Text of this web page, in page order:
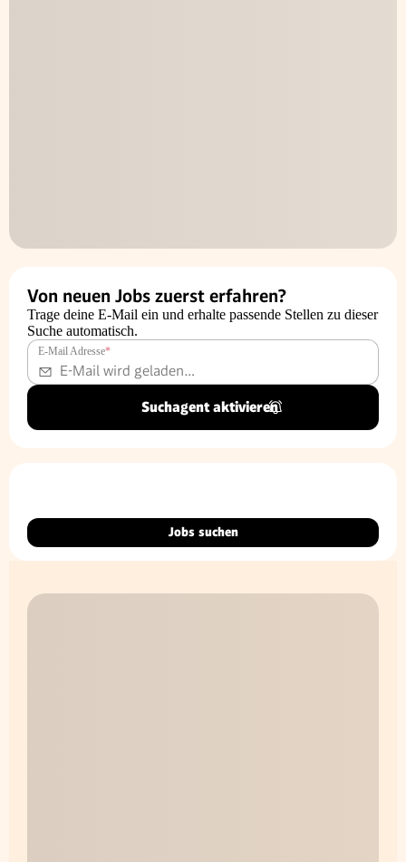
Von neuen Jobs zuerst erfahren?
Trage deine E-Mail ein und erhalte passende Stellen zu dieser
Suche automatisch.
E-Mail Adresse*
Suchagent aktivieren
Jobs suchen